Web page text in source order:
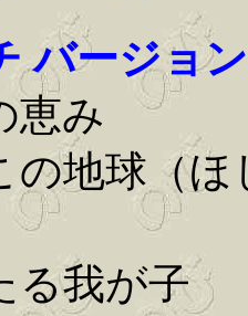
バージョ
恵み
地球（ほ
我が子